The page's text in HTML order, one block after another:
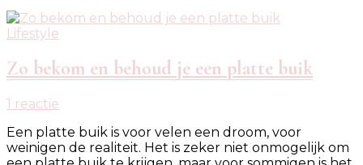
binnenwerken
Lifestyle
Zo bekom en behoud je een platte buik
1 reactie
bekom
en
Een platte buik is voor velen een droom, voor
weinigen de realiteit. Het is zeker niet onmogelijk om